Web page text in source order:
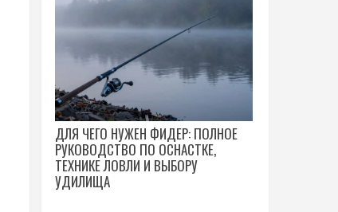
ДЛЯ ЧЕГО НУЖЕН ФИДЕР: ПОЛНОЕ
РУКОВОДСТВО ПО ОСНАСТКЕ,
ТЕХНИКЕ ЛОВЛИ И ВЫБОРУ
УДИЛИЩА